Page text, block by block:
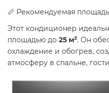
📏 Рекомендуемая
Этот кондиционер
площадью до 25 м². Он
охлаждение и обогрев,
атмосферу в спальне,